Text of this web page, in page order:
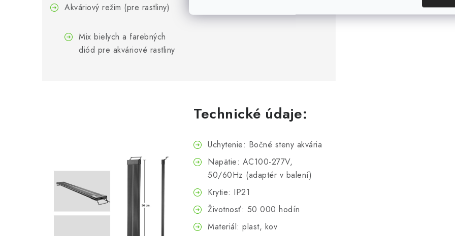
Akváriový režim (pre rastliny)
Mix bielych a farebných
diód pre akváriové rastliny
Technické údaje:
Uchytenie: Bočné steny akvária
Napätie: AC100-277V,
50/60Hz (adaptér v balení)
Krytie: IP21
Životnosť: 50 000 hodín
Materiál: plast, kov